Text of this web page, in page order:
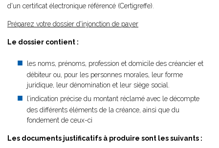
d'un certificat électronique référencé (Certigreffe).
Préparez votre dossier d'injonction de payer
Le dossier contient :
les noms, prénoms, profession et domicile des créancier et
débiteur ou, pour les personnes morales, leur forme
juridique, leur dénomination et leur siège social.
l’indication précise du montant réclamé avec le décompte
des différents éléments de la créance, ainsi que du
fondement de ceux-ci
Les documents justificatifs à produire sont les suivants :